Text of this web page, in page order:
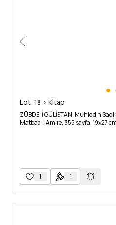
Lot: 18 > Kitap
ZÜBDE-İ GÜLİSTAN, Muhiddin
Matbaa-i Amire, 355 sayfa, 19x27
1 1